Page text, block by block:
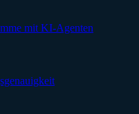
mit KI-Agenten